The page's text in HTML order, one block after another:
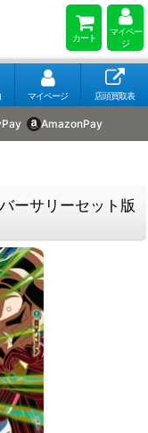
カート
マイペー
ジ
マイページ 店頭買取表
AmazonPay
ーサリーセット版